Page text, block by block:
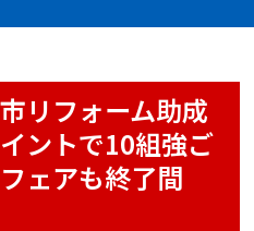
リフォーム助成
ントで10組強ご
ェアも終了間